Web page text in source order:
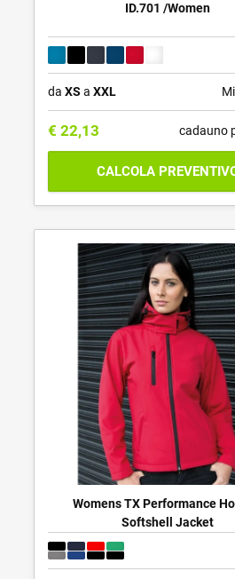
ID.701 /Women
da XS a XXL
€ 22,13 cadauno
CALCOLA
Womens TX Performance
Softshell Jacket